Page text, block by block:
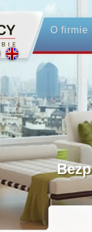
O firmie
-